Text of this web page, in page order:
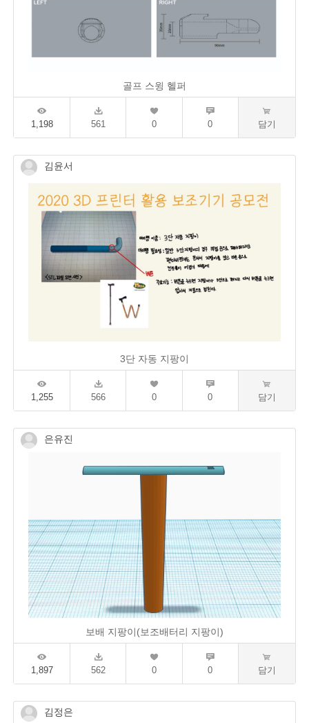
골프 스윙 헬퍼
1,198 561 0 0 담기
김윤서
3단 자동 지팡이
1,255 566 0 0 담기
은유진
보배 지팡이(보조배터리 지팡이)
1,897 562 0 0 담기
김정은